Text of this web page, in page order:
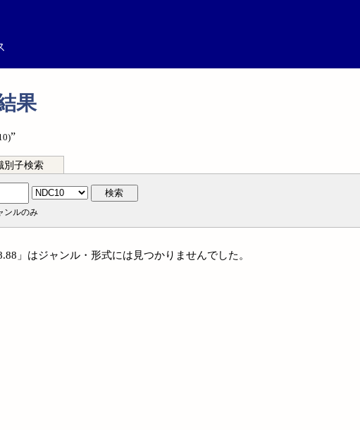
果
”
別子検索
検索
ンルのみ
」はジャンル・形式には見つかりませんでした。